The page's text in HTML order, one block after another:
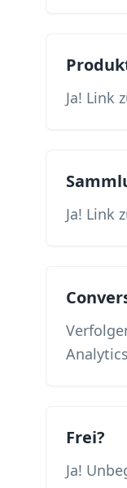
Ja! Link
Ja! Link
Frei?
Ja!